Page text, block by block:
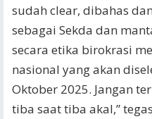
sudah clear, dibahas
sebagai Sekda dan
secara etika birokrasi
nasional yang akan
Oktober 2025. Jangan
tiba saat tiba akal,”